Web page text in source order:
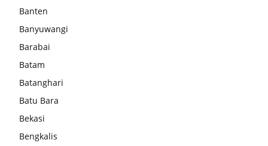
Banten
Banyuwangi
Barabai
Batam
Batanghari
Batu Bara
Bekasi
Bengkalis